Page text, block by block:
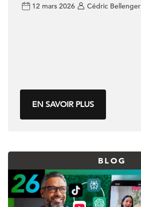
12 mars 2026 Cédric Bellenger
EN SAVOIR PLUS
BLOG